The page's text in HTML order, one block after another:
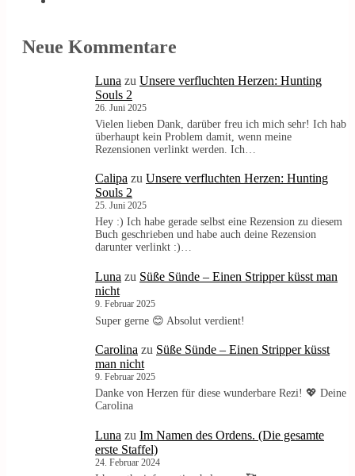
Neue Kommentare
Luna zu Unsere verfluchten Herzen: Hunting
Souls 2
26. Juni 2025
Vielen lieben Dank, darüber freu ich mich sehr! Ich hab
überhaupt kein Problem damit, wenn meine
Rezensionen verlinkt werden. Ich…
Calipa zu Unsere verfluchten Herzen: Hunting
Souls 2
25. Juni 2025
Hey :) Ich habe gerade selbst eine Rezension zu diesem
Buch geschrieben und habe auch deine Rezension
darunter verlinkt :)…
Luna zu Süße Sünde – Einen Stripper küsst man
nicht
9. Februar 2025
Super gerne 😊 Absolut verdient!
Carolina zu Süße Sünde – Einen Stripper küsst
man nicht
9. Februar 2025
Danke von Herzen für diese wunderbare Rezi! 💖 Deine
Carolina
Luna zu Im Namen des Ordens. (Die gesamte
erste Staffel)
24. Februar 2024